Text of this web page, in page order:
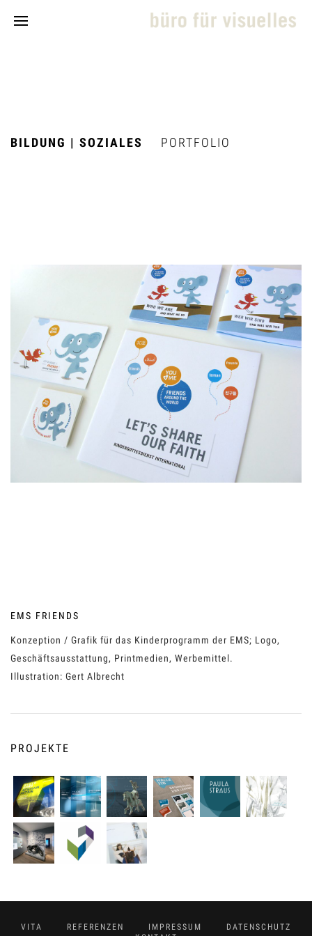
BILDUNG | SOZIALES PORTFOLIO
EMS FRIENDS
Konzeption / Grafik für das Kinderprogramm der EMS; Logo,
Geschäftsausstattung, Printmedien, Werbemittel.
Illustration: Gert Albrecht
PROJEKTE
VITA REFERENZEN IMPRESSUM
DATENSCHUTZ